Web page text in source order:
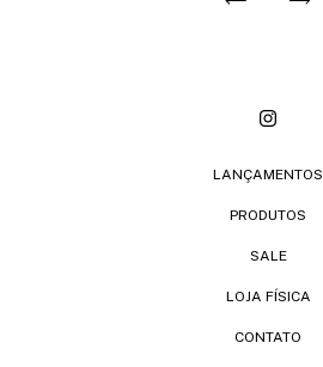
LANÇAMENTOS
PRODUTOS
SALE
LOJA FÍSICA
CONTATO